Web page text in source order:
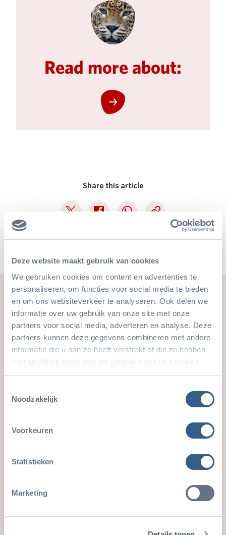
Deze website maakt gebruik van cookies
We gebruiken cookies om content en advertenties te
personaliseren, om functies voor social media te bieden
en om ons websiteverkeer te analyseren. Ook delen we
informatie over uw gebruik van onze site met onze
partners voor social media, adverteren en analyse. Deze
partners kunnen deze gegevens combineren met andere
informatie die u aan ze heeft verstrekt of die ze hebben
verzameld op basis van uw gebruik van hun services.
Noodzakelijk
Voorkeuren
Statistieken
Marketing
Read more about:
Share this article
Deel op TwitterDeel op Facebook
Deel op WhatsApp
Kopieer link
Also interesting
Magnet boxes in the leopard enclosure
start by carefully studying the natural behaviour of